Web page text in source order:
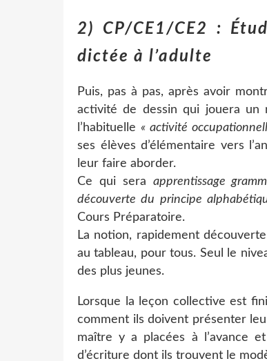
2) CP/CE1/CE2 :
dictée à l’adulte
Puis, pas à pas, après avoir
activité de dessin qui jouera
l’habituelle« activité
ses élèves d’élémentaire vers
leur faire aborder.
Ce qui sera apprentissage
découverte du principe
Cours Préparatoire.
La notion, rapidement
au tableau, pour tous. Seul le
des plus jeunes.
Lorsque la leçon collective est
comment ils doivent présenter
maître y a placées à l’avance
d’écriture dont ils trouvent le